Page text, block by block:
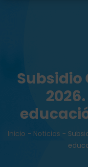
Inicio - Noticias -